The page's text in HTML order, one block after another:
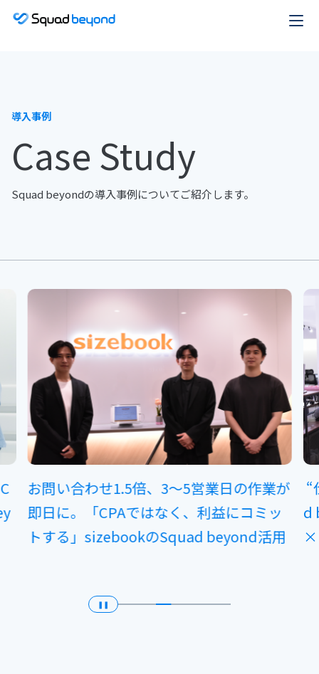
導入事例
Case Study
Squad beyondの導入事例についてご紹介します。
お問い合わせ1.5倍、3〜5営業日の作業が
即日に。「CPAではなく、利益にコミッ
トする」sizebookのSquad beyond活用
“
d
×
❚❚